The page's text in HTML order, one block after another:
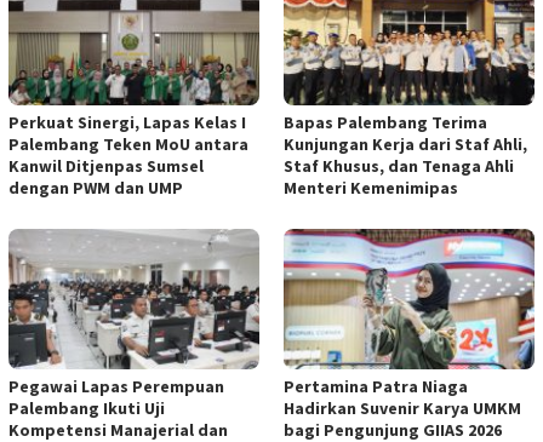
Perkuat Sinergi, Lapas Kelas I
Palembang Teken MoU antara
Kanwil Ditjenpas Sumsel
dengan PWM dan UMP
Bapas Palembang Terima
Kunjungan Kerja dari Staf Ahli,
Staf Khusus, dan Tenaga Ahli
Menteri Kemenimipas
Pegawai Lapas Perempuan
Palembang Ikuti Uji
Kompetensi Manajerial dan
Pertamina Patra Niaga
Hadirkan Suvenir Karya UMKM
bagi Pengunjung GIIAS 2026